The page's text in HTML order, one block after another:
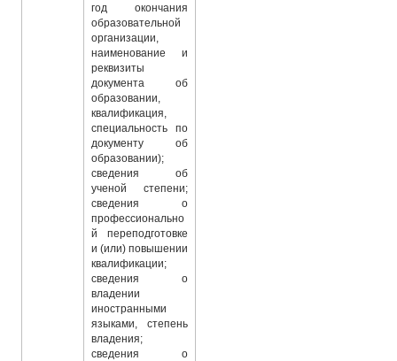
год окончания
образовательной
организации,
наименование и
реквизиты
документа об
образовании,
квалификация,
специальность по
документу об
образовании);
сведения об
ученой степени;
сведения о
профессионально
й переподготовке
и (или) повышении
квалификации;
сведения о
владении
иностранными
языками, степень
владения;
сведения о